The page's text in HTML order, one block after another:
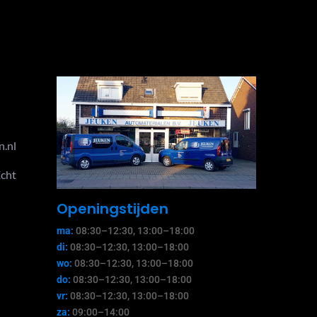
Openingstijden
ma: 08:30–12:30, 13:00–18:00
di: 08:30–12:30, 13:00–18:00
wo: 08:30–12:30, 13:00–18:00
do: 08:30–12:30, 13:00–18:00
vr: 08:30–12:30, 13:00–18:00
za: 09:00–14:00